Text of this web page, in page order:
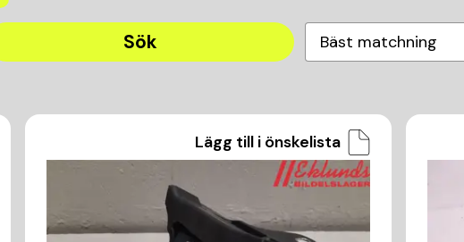
Sök Bäst matchning
Lägg till i önskelista